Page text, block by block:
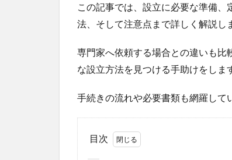
この記事では、設立に必要な準備
法、そして注意点まで詳しく解説し
専門家へ依頼する場合との違いも比
な設立方法を見つける手助けをしま
手続きの流れや必要書類も網羅して
目次